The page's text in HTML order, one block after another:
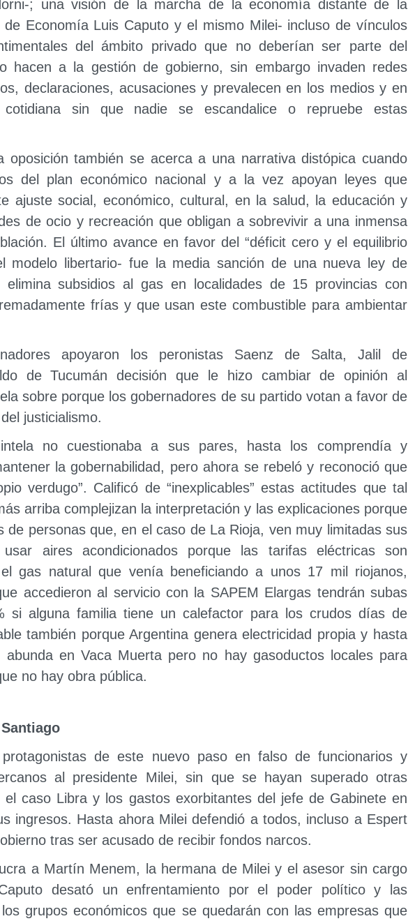
; una visión de la marcha de la economía distante de la
de Economía Luis Caputo y el mismo Milei- incluso de vínculos
del ámbito privado que no deberían ser parte del
hacen a la gestión de gobierno, sin embargo invaden redes
declaraciones, acusaciones y prevalecen en los medios y en
cotidiana sin que nadie se escandalice o repruebe estas
oposición también se acerca a una narrativa distópica cuando
del plan económico nacional y a la vez apoyan leyes que
ajuste social, económico, cultural, en la salud, la educación y
de ocio y recreación que obligan a sobrevivir a una inmensa
El último avance en favor del “déficit cero y el equilibrio
modelo libertario- fue la media sanción de una nueva ley de
subsidios al gas en localidades de 15 provincias con
frías y que usan este combustible para ambientar
apoyaron los peronistas Saenz de Salta, Jalil de
de Tucumán decisión que le hizo cambiar de opinión al
sobre porque los gobernadores de su partido votan a favor de
justicialismo.
no cuestionaba a sus pares, hasta los comprendía y
la gobernabilidad, pero ahora se rebeló y reconoció que
verdugo”. Calificó de “inexplicables” estas actitudes que tal
arriba complejizan la interpretación y las explicaciones porque
de personas que, en el caso de La Rioja, ven muy limitadas sus
usar aires acondicionados porque las tarifas eléctricas son
gas natural que venía beneficiando a unos 17 mil riojanos,
accedieron al servicio con la SAPEM Elargas tendrán subas
si alguna familia tiene un calefactor para los crudos días de
también porque Argentina genera electricidad propia y hasta
en Vaca Muerta pero no hay gasoductos locales para
no hay obra pública.
de este nuevo paso en falso de funcionarios y
al presidente Milei, sin que se hayan superado otras
el caso Libra y los gastos exorbitantes del jefe de Gabinete en
ingresos. Hasta ahora Milei defendió a todos, incluso a Espert
tras ser acusado de recibir fondos narcos.
a Martín Menem, la hermana de Milei y el asesor sin cargo
desató un enfrentamiento por el poder político y las
grupos económicos que se quedarán con las empresas que